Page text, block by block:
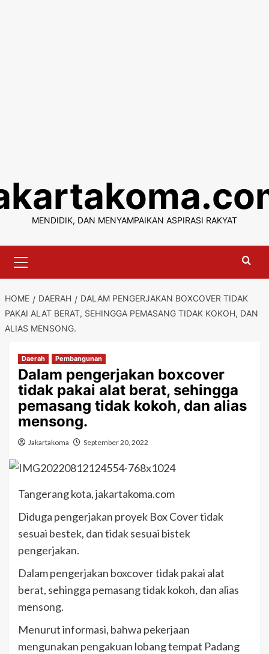
content
MENDIDIK, DAN MENYAMPAIKAN ASPIRASI RAKYAT
Menu
HOME DAERAH
DALAM PENGERJAKAN BOXCOVER TIDAK
PAKAI ALAT BERAT, SEHINGGA PEMASANG TIDAK KOKOH, DAN
ALIAS MENSONG.
Daerah Pembangunan
Dalam pengerjakan boxcover
tidak pakai alat berat, sehingga
pemasang tidak kokoh, dan alias
mensong.
Jakartakoma September 20, 2022
Tangerang kota, jakartakoma.com
Diduga pengerjakan proyek Box Cover tidak
sesuai bestek, dan tidak sesuai bistek
pengerjakan.
Dalam pengerjakan boxcover tidak pakai alat
berat, sehingga pemasang tidak kokoh, dan alias
mensong.
Menurut informasi, bahwa pekerjaan
mengunakan pengakuan lobang tempat Padang